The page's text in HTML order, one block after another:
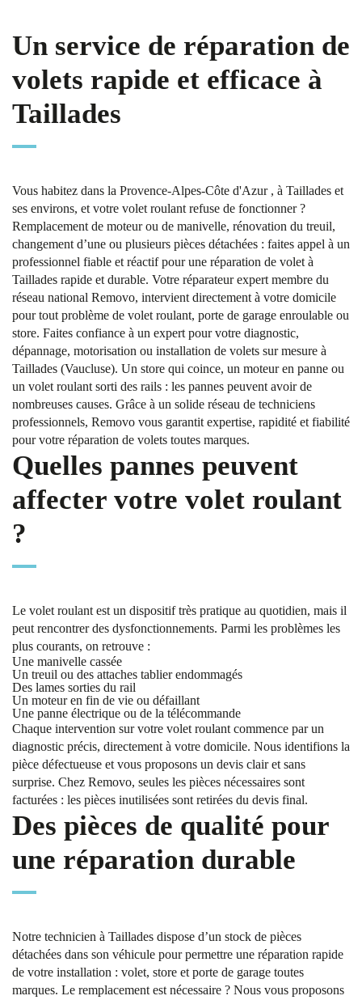
Un service de réparation de
volets rapide et efficace à
Taillades
Vous habitez dans la Provence-Alpes-Côte d'Azur , à Taillades et
ses environs, et votre volet roulant refuse de fonctionner ?
Remplacement de moteur ou de manivelle, rénovation du treuil,
changement d’une ou plusieurs pièces détachées : faites appel à un
professionnel fiable et réactif pour une réparation de volet à
Taillades rapide et durable. Votre réparateur expert membre du
réseau national Removo, intervient directement à votre domicile
pour tout problème de volet roulant, porte de garage enroulable ou
store. Faites confiance à un expert pour votre diagnostic,
dépannage, motorisation ou installation de volets sur mesure à
Taillades (Vaucluse). Un store qui coince, un moteur en panne ou
un volet roulant sorti des rails : les pannes peuvent avoir de
nombreuses causes. Grâce à un solide réseau de techniciens
professionnels, Removo vous garantit expertise, rapidité et fiabilité
pour votre réparation de volets toutes marques.
Quelles pannes peuvent
affecter votre volet roulant
?
Le volet roulant est un dispositif très pratique au quotidien, mais il
peut rencontrer des dysfonctionnements. Parmi les problèmes les
plus courants, on retrouve :
Une manivelle cassée
Un treuil ou des attaches tablier endommagés
Des lames sorties du rail
Un moteur en fin de vie ou défaillant
Une panne électrique ou de la télécommande
Chaque intervention sur votre volet roulant commence par un
diagnostic précis, directement à votre domicile. Nous identifions la
pièce défectueuse et vous proposons un devis clair et sans
surprise. Chez Removo, seules les pièces nécessaires sont
facturées : les pièces inutilisées sont retirées du devis final.
Des pièces de qualité pour
une réparation durable
Notre technicien à Taillades dispose d’un stock de pièces
détachées dans son véhicule pour permettre une réparation rapide
de votre installation : volet, store et porte de garage toutes
marques. Le remplacement est nécessaire ? Nous vous proposons